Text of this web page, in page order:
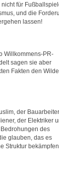
für
und die
lassen!
Willkommens-PR-
sagen sie aber
Fakten den
der Bauarbeiter
der Elektriker
des
glauben, das es
Struktur bekämpfen